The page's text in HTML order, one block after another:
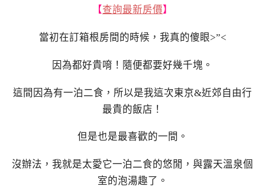
【查詢最新房價】
當初在訂箱根房間的時候，我真的傻眼>”<
因為都好貴唷！隨便都要好幾千塊。
這間因為有一泊二食，所以是我這次東京&近郊自由行
最貴的飯店！
但是也是最喜歡的一間。
沒辦法，我就是太愛它一泊二食的悠閒，與露天溫泉個
室的泡湯趣了。